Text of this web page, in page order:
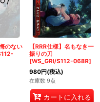
のない
【RRR仕様】名もなき一
振りの刀
[WS_GRI/S112-068R]
980円(税込)
在庫数 9点
カートに入れる